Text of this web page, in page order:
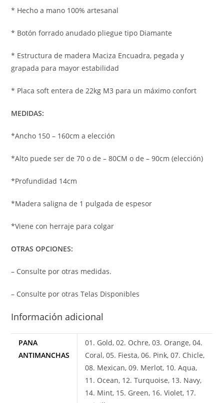
* Hecho a mano 100% artesanal
* Botón forrado anudado pliegue tipo Diamante
* Estructura de madera Maciza Encuadra, pegada y
grapada para mayor estabilidad
* Placa soft entera de 22kg M3 para un máximo confort
MEDIDAS:
*Ancho 150 – 160cm a elección
*Alto puede ser de 70 o de – 80CM o de – 90cm (elección)
*Profundidad 14cm
*Madera saligna de 1 pulgada de espesor
*Viene con herraje para colgar
OTRAS OPCIONES:
– Consulte por otras medidas.
– Consulte por otras Telas Disponibles
Información adicional
PANA
ANTIMANCHAS
01. Gold, 02. Ochre, 03. Orange, 04.
Coral, 05. Fiesta, 06. Pink, 07. Chicle,
08. Mexican, 09. Merlot, 10. Aqua,
11. Ocean, 12. Turquoise, 13. Navy,
14. Mint, 15. Green, 16. Violet, 17.